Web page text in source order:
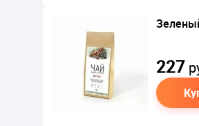
227